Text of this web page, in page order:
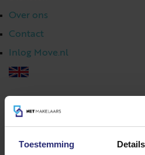
Toestemming Details
Over ons
Contact
Inlog Move.nl
023 303 54 44